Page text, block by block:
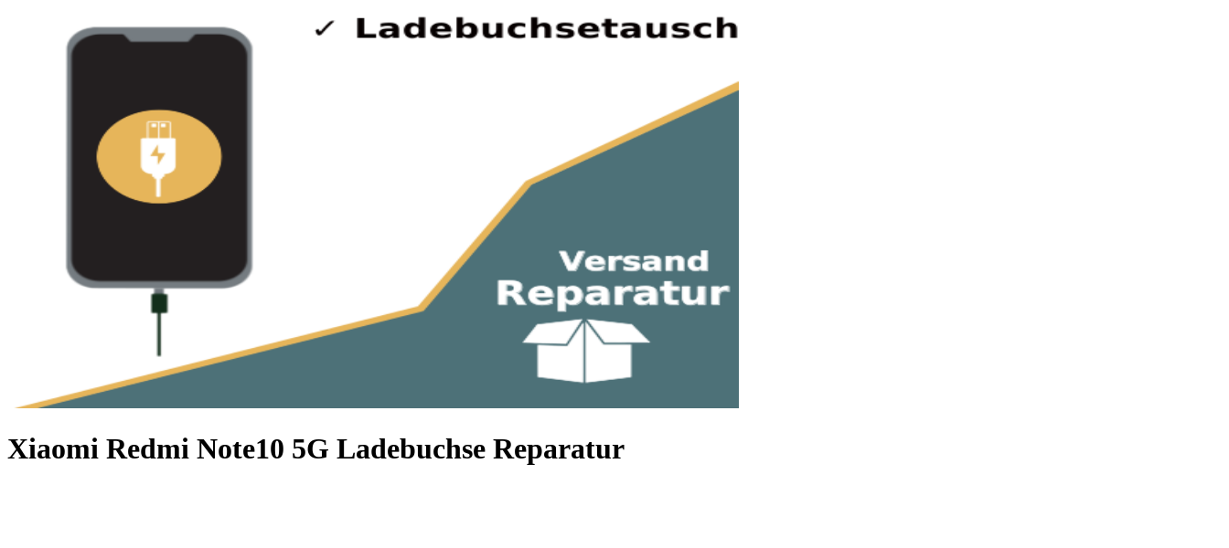
Xiaomi Redmi Note10 5G Ladebuchse Reparatur